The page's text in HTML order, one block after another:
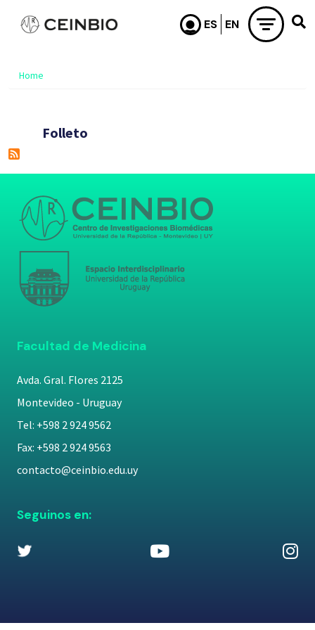
Skip to main content
Home
Folleto
Facultad de Medicina
Avda. Gral. Flores 2125
Montevideo - Uruguay
Tel: +598 2 924 9562
Fax: +598 2 924 9563
contacto@ceinbio.edu.uy
Seguinos en: